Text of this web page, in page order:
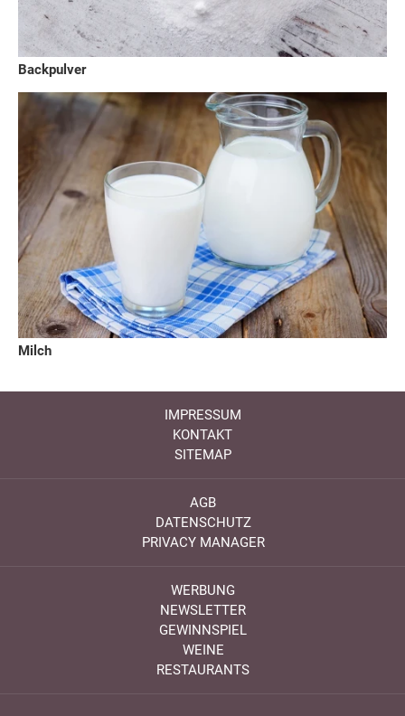
Backpulver
Milch
IMPRESSUM
KONTAKT
SITEMAP
AGB
DATENSCHUTZ
PRIVACY MANAGER
WERBUNG
NEWSLETTER
GEWINNSPIEL
WEINE
RESTAURANTS